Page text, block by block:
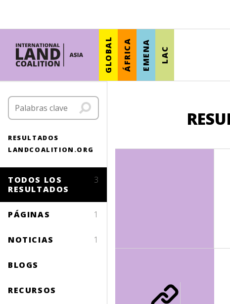
GLOBAL ÁFRICA EMENA LAC
RESULTADOS
LANDCOALITION.ORG
TODOS LOS
RESULTADOS
3
PÁGINAS 1
NOTICIAS 1
BLOGS
RECURSOS